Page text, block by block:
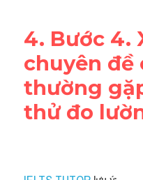
4. Bước 4.
chuyên đề
thường
thử đo